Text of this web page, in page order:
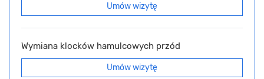
Umów wizytę
Wymiana klocków hamulcowych przód
Umów wizytę